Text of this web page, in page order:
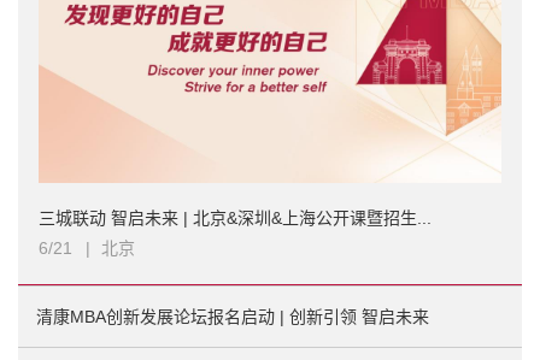
三城联动 智启未来 | 北京&深圳&上海公开课暨招生...
6/21
| 北京
清康MBA创新发展论坛报名启动 | 创新引领 智启未来